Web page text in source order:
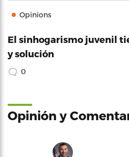
Opinions
El sinhogarismo juvenil
y solución
0
Opinión y